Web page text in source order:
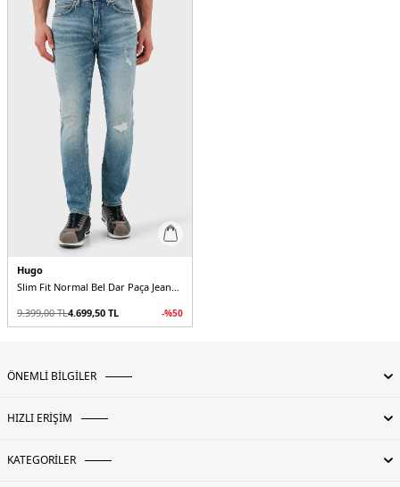
Hugo
Slim Fit Normal Bel Dar Paça Jeans Erkek Kot Pantolon
9.399,00TL4.699,50 TL -%50
ÖNEMLİ BİLGİLER
HIZLI ERİŞİM
KATEGORİLER